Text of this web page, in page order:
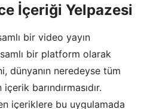
İçeriği Yelpazesi
bir video yayın
bir platform olarak
dünyanın neredeyse tüm
barındırmasıdır.
içeriklere bu uygulamada